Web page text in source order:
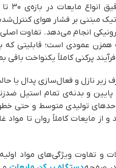
مبتنی بر فشار هوای
همزن عمودی است؛ قابلیتی
پرکنی کاملاً یکنواخت باقی
زیر نازل و فعال‌سازی پدال یا
و بدنه‌ی تمام استیل
می‌کند و از مایعات کاملاً روان
و تفاوت ویژگی‌های مواد